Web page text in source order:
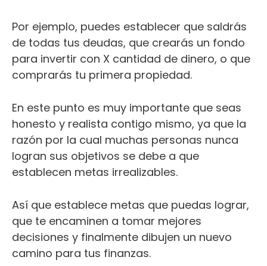
Por ejemplo, puedes establecer que saldrás
de todas tus deudas, que crearás un fondo
para invertir con X cantidad de dinero, o que
comprarás tu primera propiedad.
En este punto es muy importante que seas
honesto y realista contigo mismo, ya que la
razón por la cual muchas personas nunca
logran sus objetivos se debe a que
establecen metas irrealizables.
Así que establece metas que puedas lograr,
que te encaminen a tomar mejores
decisiones y finalmente dibujen un nuevo
camino para tus finanzas.